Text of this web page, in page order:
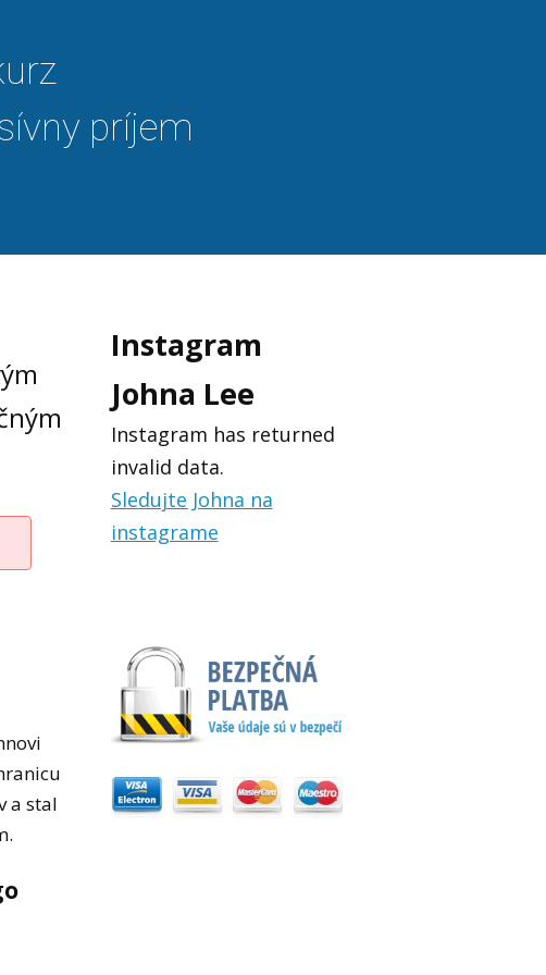
príjem
a stal
Instagram
Johna Lee
Instagram has returned
invalid data.
Sledujte Johna na
instagrame